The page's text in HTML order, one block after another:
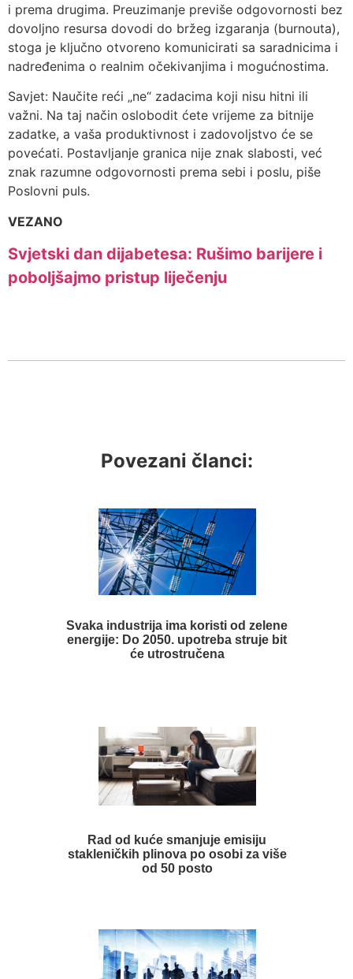
i prema drugima. Preuzimanje previše odgovornosti bez
dovoljno resursa dovodi do bržeg izgaranja (burnouta),
stoga je ključno otvoreno komunicirati sa saradnicima i
nadređenima o realnim očekivanjima i mogućnostima.
Savjet: Naučite reći „ne“ zadacima koji nisu hitni ili
važni. Na taj način oslobodit ćete vrijeme za bitnije
zadatke, a vaša produktivnost i zadovoljstvo će se
povećati. Postavljanje granica nije znak slabosti, već
znak razumne odgovornosti prema sebi i poslu, piše
Poslovni puls.
VEZANO
Svjetski dan dijabetesa: Rušimo barijere i
poboljšajmo pristup liječenju
Povezani članci:
Svaka industrija ima koristi od zelene
energije: Do 2050. upotreba struje bit
će utrostručena
Rad od kuće smanjuje emisiju
stakleničkih plinova po osobi za više
od 50 posto